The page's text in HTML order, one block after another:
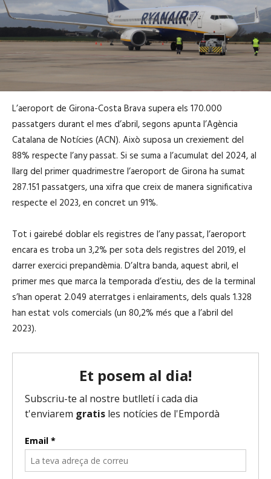
L’aeroport de Girona-Costa Brava supera els 170.000
passatgers durant el mes d’abril, segons apunta l’Agència
Catalana de Notícies (ACN). Això suposa un crexiement del
88% respecte l’any passat. Si se suma a l’acumulat del 2024, al
llarg del primer quadrimestre l’aeroport de Girona ha sumat
287.151 passatgers, una xifra que creix de manera significativa
respecte el 2023, en concret un 91%.
Tot i gairebé doblar els registres de l’any passat, l’aeroport
encara es troba un 3,2% per sota dels registres del 2019, el
darrer exercici prepandèmia. D’altra banda, aquest abril, el
primer mes que marca la temporada d’estiu, des de la terminal
s’han operat 2.049 aterratges i enlairaments, dels quals 1.328
han estat vols comercials (un 80,2% més que a l’abril del
2023).